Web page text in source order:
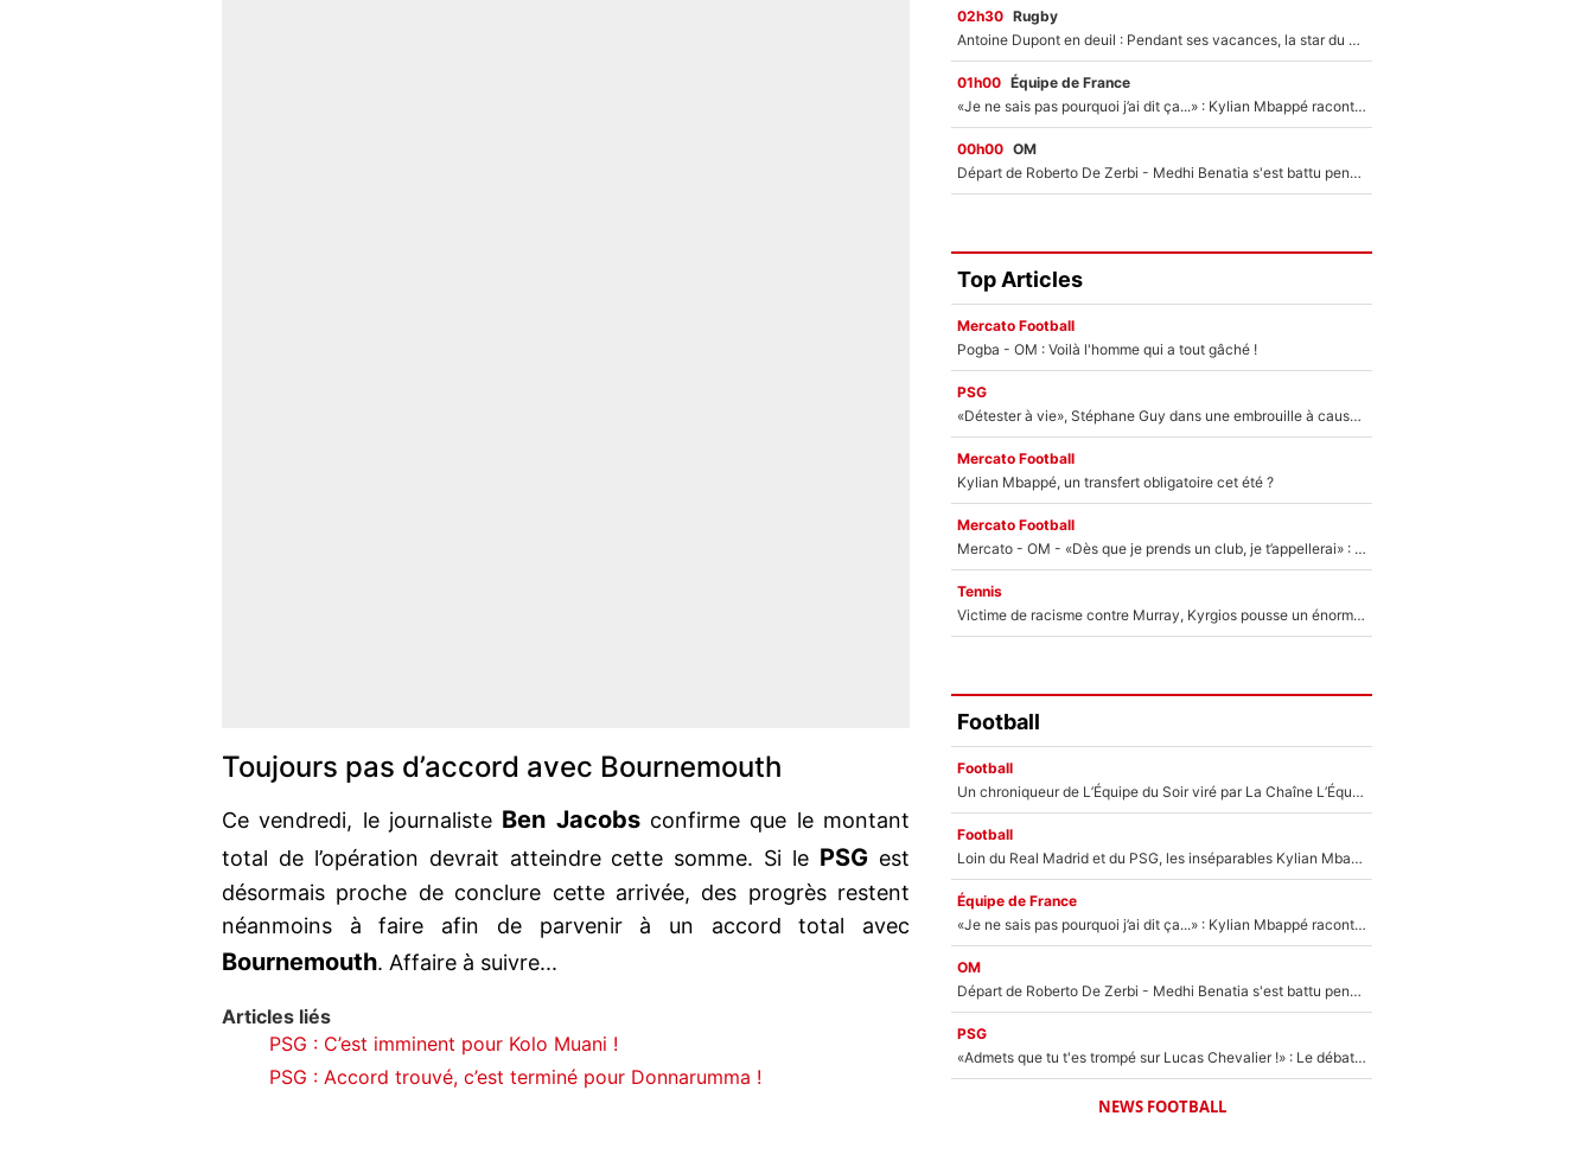
Toujours pas d’accord avec Bournemouth
Ce vendredi, le journaliste Ben Jacobsconfirme que le montant
total de l’opération devrait atteindre cette somme. Si le PSG est
désormais proche de conclure cette arrivée, des progrès restent
néanmoins à faire afin de parvenir à un accord total avec
Bournemouth. Affaire à suivre...
Articles liés
PSG : C’est imminent pour Kolo Muani !
PSG : Accord trouvé, c’est terminé pour Donnarumma !
02h30 Rugby
Antoine Dupont en deuil : Pendant ses vacances, la star du XV de France a perdu sa grand-mère
01h00 Équipe de France
«Je ne sais pas pourquoi j’ai dit ça...» : Kylian Mbappé raconte sa première rencontre avec Zinédine Zidane (et c’est très drôle)
00h00 OM
Départ de Roberto De Zerbi - Medhi Benatia s'est battu pendant six mois pour le retenir à l'OM, le PSG a été le naufrage de trop : «Je pars avec toi»
Top Articles
Mercato Football
Pogba - OM : Voilà l'homme qui a tout gâché !
PSG
«Détester à vie», Stéphane Guy dans une embrouille à cause du PSG !
Mercato Football
Kylian Mbappé, un transfert obligatoire cet été ?
Mercato Football
Mercato - OM - «Dès que je prends un club, je t’appellerai» : La promesse de Marcelino au moment de claquer la porte
Tennis
Victime de racisme contre Murray, Kyrgios pousse un énorme coup de gueule !
Football
Football
Un chroniqueur de L’Équipe du Soir viré par La Chaîne L’Équipe : Même Olivier Ménard n’avait pas pu empêcher son départ, «je l’ai appris sur Twitter, je l’ai vécu assez mal»
Football
Loin du Real Madrid et du PSG, les inséparables Kylian Mbappé et Achraf Hakimi changent d'équipe le temps d'une journée !
Équipe de France
«Je ne sais pas pourquoi j’ai dit ça...» : Kylian Mbappé raconte sa première rencontre avec Zinédine Zidane (et c’est très drôle)
OM
Départ de Roberto De Zerbi - Medhi Benatia s'est battu pendant six mois pour le retenir à l'OM, le PSG a été le naufrage de trop : «Je pars avec toi»
PSG
«Admets que tu t'es trompé sur Lucas Chevalier !» : Le débat sur le gardien du PSG vire au clash à l'After Foot
NEWS FOOTBALL